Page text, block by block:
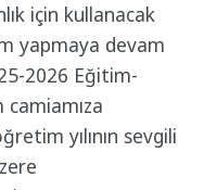
için kullanacak
yapmaya devam
2026 Eğitim-
camiamıza
yılının sevgili